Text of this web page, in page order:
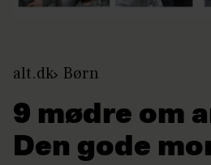
alt.dk Børn
9 mødre om
Den gode